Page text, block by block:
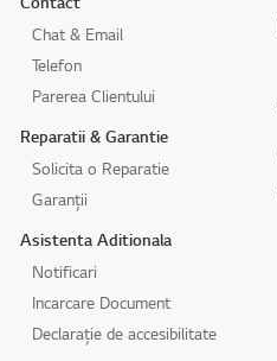
Chat & Email
Telefon
Parerea Clientului
Reparatii & Garantie
Solicita o Reparatie
Garanții
Asistenta Aditionala
Notificari
Incarcare Document
Declarație de accesibilitate